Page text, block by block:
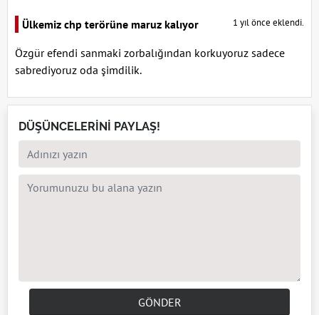
Ülkemiz chp terörüne maruz kalıyor 1 yıl önce eklendi.
Özgür efendi sanmaki zorbalığından korkuyoruz sadece
sabrediyoruz oda şimdilik.
DÜŞÜNCELERİNİ PAYLAŞ!
GÖNDER